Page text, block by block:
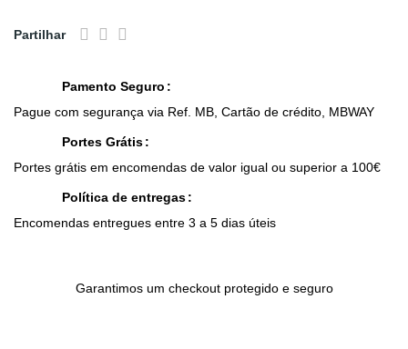
Partilhar
Pamento Seguro
Pague com segurança via Ref. MB, Cartão de crédito, MBWAY
Portes Grátis
Portes grátis em encomendas de valor igual ou superior a 100€
Política de entregas
Encomendas entregues entre 3 a 5 dias úteis
Garantimos um checkout protegido e seguro